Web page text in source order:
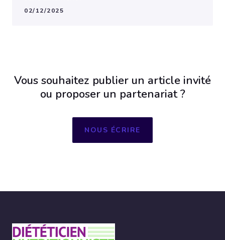
02/12/2025
Vous souhaitez publier un article invité
ou proposer un partenariat ?
NOUS ÉCRIRE